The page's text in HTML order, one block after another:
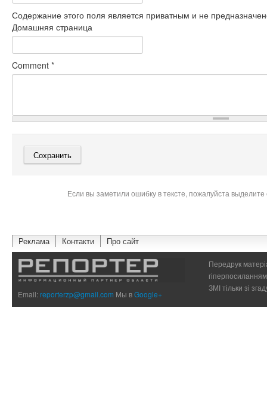
Содержание этого поля является приватным и не
Домашняя страница
Comment *
Если вы заметили ошибку в тексте, пожалуйста
Реклама Контакти Про сайт
Email:reporterzp@gmail.com Мы вGoogle+
Передрук
ЗМІ тільки зі